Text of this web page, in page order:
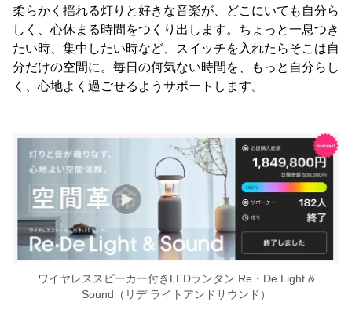
柔らかく揺れる灯りと好きな音楽が、どこにいても自分ら
しく、心休まる時間をつくり出します。ちょっと一息つき
たい時、集中したい時など、スイッチを入れたらそこは自
分だけの空間に。毎日の何気ない時間を、もっと自分らし
く、心地よく過ごせるようサポートします。
ワイヤレススピーカー付きLEDランタン Re・De Light &
Sound（リデ ライトアンドサウンド）